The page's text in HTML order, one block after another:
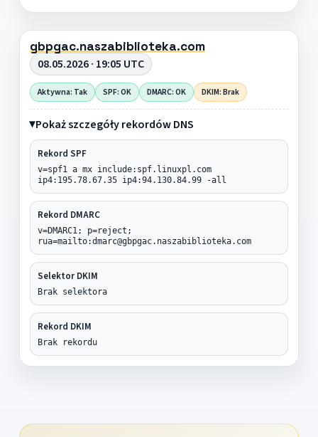
gbpgac.naszabiblioteka.com
08.05.2026 · 19:05 UTC
Aktywna: Tak SPF: OK DMARC: OK DKIM: Brak
Pokaż szczegóły rekordów DNS
Rekord SPF
v=spf1 a mx include:spf.linuxpl.com
ip4:195.78.67.35 ip4:94.130.84.99 -all
Rekord DMARC
v=DMARC1; p=reject;
rua=mailto:dmarc@gbpgac.naszabiblioteka.com
Selektor DKIM
Brak selektora
Rekord DKIM
Brak rekordu